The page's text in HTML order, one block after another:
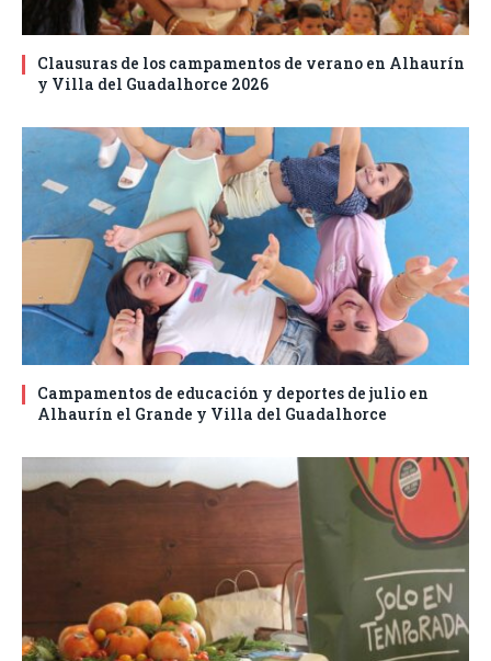
Clausuras de los campamentos de verano en Alhaurín
y Villa del Guadalhorce 2026
Campamentos de educación y deportes de julio en
Alhaurín el Grande y Villa del Guadalhorce